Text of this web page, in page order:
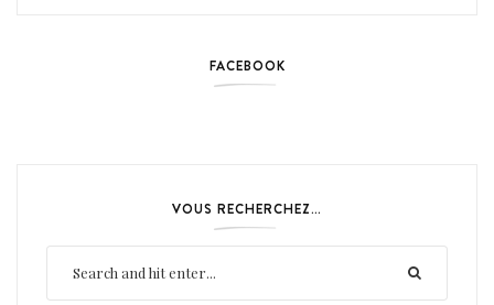
FACEBOOK
VOUS RECHERCHEZ…